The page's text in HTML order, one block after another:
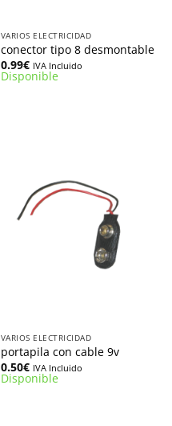
VARIOS ELECTRICIDAD
conector tipo 8 desmontable
0.99€ IVA Incluido
Disponible
VARIOS ELECTRICIDAD
portapila con cable 9v
0.50€ IVA Incluido
Disponible